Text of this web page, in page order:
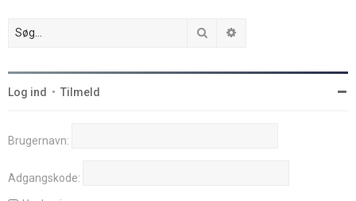
Søg
Log ind • Tilmeld
Brugernavn:
Adgangskode: